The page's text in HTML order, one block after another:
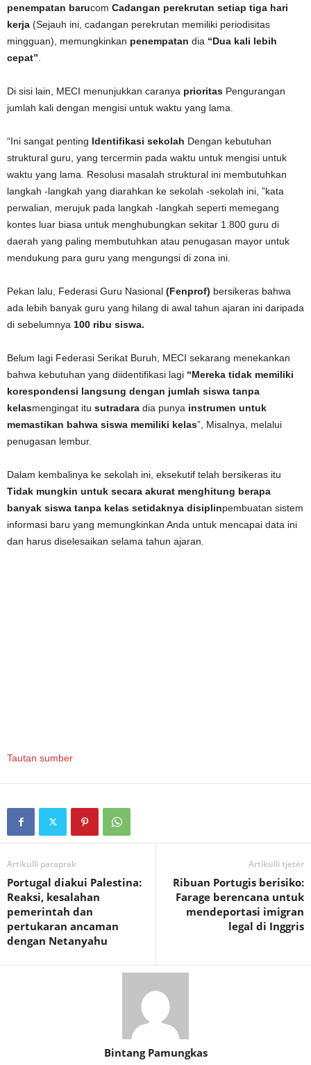
penempatan barucom Cadangan perekrutan setiap tiga hari
kerja (Sejauh ini, cadangan perekrutan memiliki periodisitas
mingguan), memungkinkan penempatan dia “Dua kali lebih
cepat”
Di sisi lain, MECI menunjukkan caranya prioritas Pengurangan
jumlah kali dengan mengisi untuk waktu yang lama.
“Ini sangat penting Identifikasi sekolah Dengan kebutuhan
struktural guru, yang tercermin pada waktu untuk mengisi untuk
waktu yang lama. Resolusi masalah struktural ini membutuhkan
langkah -langkah yang diarahkan ke sekolah -sekolah ini, ”kata
perwalian, merujuk pada langkah -langkah seperti memegang
kontes luar biasa untuk menghubungkan sekitar 1.800 guru di
daerah yang paling membutuhkan atau penugasan mayor untuk
mendukung para guru yang mengungsi di zona ini.
Pekan lalu, Federasi Guru Nasional (Fenprof) bersikeras bahwa
ada lebih banyak guru yang hilang di awal tahun ajaran ini daripada
di sebelumnya 100 ribu siswa.
Belum lagi Federasi Serikat Buruh, MECI sekarang menekankan
bahwa kebutuhan yang diidentifikasi lagi “Mereka tidak memiliki
korespondensi langsung dengan jumlah siswa tanpa
kelasmengingat itu sutradara dia punya instrumen untuk
memastikan bahwa siswa memiliki kelas”, Misalnya, melalui
penugasan lembur.
Dalam kembalinya ke sekolah ini, eksekutif telah bersikeras itu
Tidak mungkin untuk secara akurat menghitung berapa
banyak siswa tanpa kelas setidaknya disiplinpembuatan sistem
informasi baru yang memungkinkan Anda untuk mencapai data ini
dan harus diselesaikan selama tahun ajaran.
Tautan sumber
Artikulli paraprak
Portugal diakui Palestina:
Reaksi, kesalahan
pemerintah dan
pertukaran ancaman
dengan Netanyahu
Artikulli tjetër
Ribuan Portugis berisiko:
Farage berencana untuk
mendeportasi imigran
legal di Inggris
Bintang Pamungkas